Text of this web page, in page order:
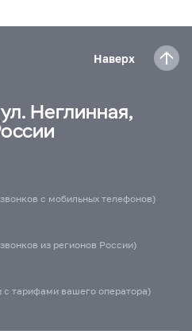
Наверх
Неглинная,
с мобильных телефонов)
из регионов России)
с тарифами вашего оператора)